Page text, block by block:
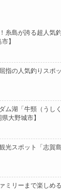
糸島が誇る超人気
】
指の人気釣りスポ
ム湖「牛頸（うし
大野城市】
光スポット「志賀
ミリーまで楽しめ